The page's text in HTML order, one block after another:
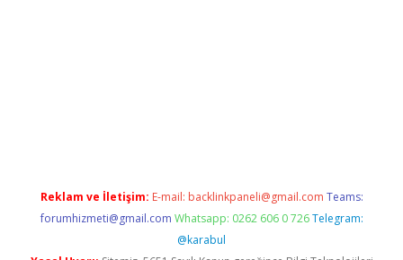
Reklam ve İletişim: E-mail: backlinkpaneli@gmail.com Teams:
forumhizmeti@gmail.com Whatsapp: 0262 606 0 726 Telegram:
@karabul